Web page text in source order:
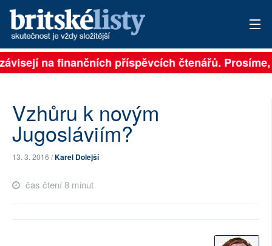
PŘIHLÁSIT
ARCHIV
ROZHOVORY
na finančních příspěvcích čtenářů. Prosíme,
Vzhůru k novým
Jugosláviím?
13. 3. 2016 /Karel Dolejší
čas čtení 8 minut